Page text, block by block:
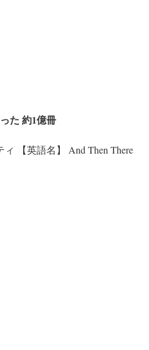
た 約1億冊
ィ 【英語名】 And Then There